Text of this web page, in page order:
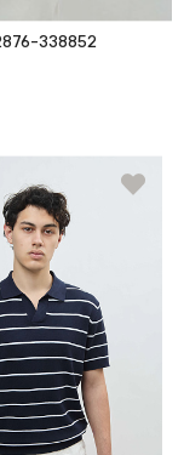
338852